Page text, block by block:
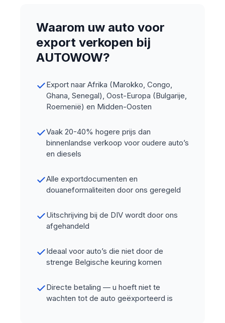
Waarom uw auto voor
export verkopen bij
AUTOWOW?
Export naar Afrika (Marokko, Congo,
Ghana, Senegal), Oost-Europa (Bulgarije,
Roemenië) en Midden-Oosten
Vaak 20-40% hogere prijs dan
binnenlandse verkoop voor oudere auto’s
en diesels
Alle exportdocumenten en
douaneformaliteiten door ons geregeld
Uitschrijving bij de DIV wordt door ons
afgehandeld
Ideaal voor auto’s die niet door de
strenge Belgische keuring komen
Directe betaling — u hoeft niet te
wachten tot de auto geëxporteerd is